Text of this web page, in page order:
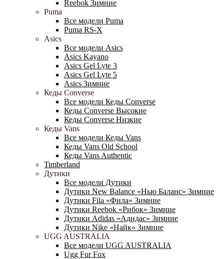
Reebok Зимние
Puma
Все модели Puma
Puma RS-X
Asics
Все модели Asics
Asics Kayano
Asics Gel Lyte 3
Asics Gel Lyte 5
Asics Зимние
Кеды Converse
Все модели Кеды Converse
Кеды Converse Высокие
Кеды Converse Низкие
Кеды Vans
Все модели Кеды Vans
Кеды Vans Old School
Кеды Vans Authentic
Timberland
Дутики
Все модели Дутики
Дутики New Balance «Нью Баланс» Зимние
Дутики Fila «Фила» Зимние
Дутики Reebok «Рибок» Зимние
Дутики Adidas «Адидас» Зимние
Дутики Nike «Найк» Зимние
UGG AUSTRALIA
Все модели UGG AUSTRALIA
Ugg Fur Fox